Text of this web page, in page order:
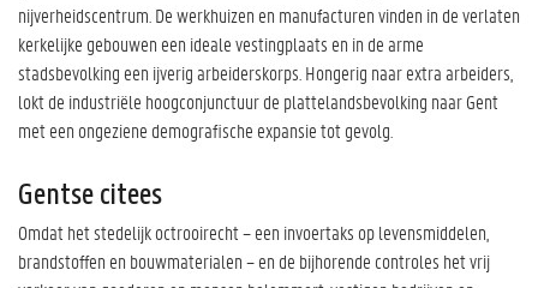
nijverheidscentrum. De werkhuizen en manufacturen vinden in de verlaten
kerkelijke gebouwen een ideale vestingplaats en in de arme
stadsbevolking een ijverig arbeiderskorps. Hongerig naar extra arbeiders,
lokt de industriële hoogconjunctuur de plattelandsbevolking naar Gent
met een ongeziene demografische expansie tot gevolg.
Gentse citees
Omdat het stedelijk octrooirecht – een invoertaks op levensmiddelen,
brandstoffen en bouwmaterialen – en de bijhorende controles het vrij